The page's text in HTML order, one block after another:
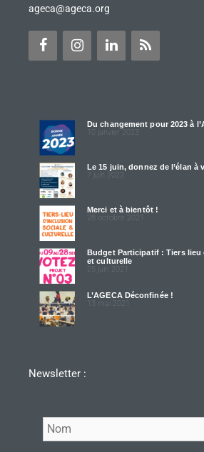
ageca@ageca.org
Du changement pour 2023 à
10 janvier 2023
Le 15 juin, donnez de l’élan à
7 juin 2022
Merci et à bientôt !
28 octobre 2021
Budget Participatif : Tiers lieu
et culturelle
25 juin 2021
L’AGECA Déconfinée !
13 mai 2021
Newsletter :